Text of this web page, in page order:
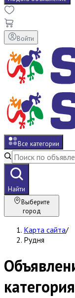
Войти
Все категории
Найти
Выберите
город
Карта сайта/
Рудня